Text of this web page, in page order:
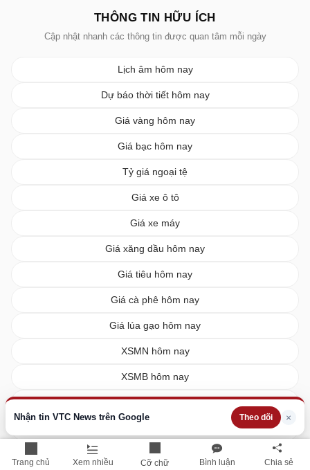
Trang chủ Xem nhiều Cỡ chữ Bình luận Chia sẻ
Nhận tin VTC News trên Google Theo dõi ×
THÔNG TIN HỮU ÍCH
Cập nhật nhanh các thông tin được quan tâm mỗi ngày
Lịch âm hôm nay
Dự báo thời tiết hôm nay
Giá vàng hôm nay
Giá bạc hôm nay
Tỷ giá ngoại tệ
Giá xe ô tô
Giá xe máy
Giá xăng dầu hôm nay
Giá tiêu hôm nay
Giá cà phê hôm nay
Giá lúa gạo hôm nay
XSMN hôm nay
XSMB hôm nay
XSMT hôm nay